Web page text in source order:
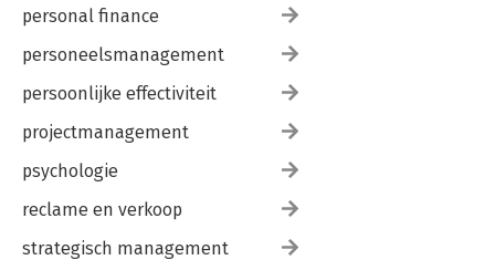
personal finance
personeelsmanagement
persoonlijke effectiviteit
projectmanagement
psychologie
reclame en verkoop
strategisch management